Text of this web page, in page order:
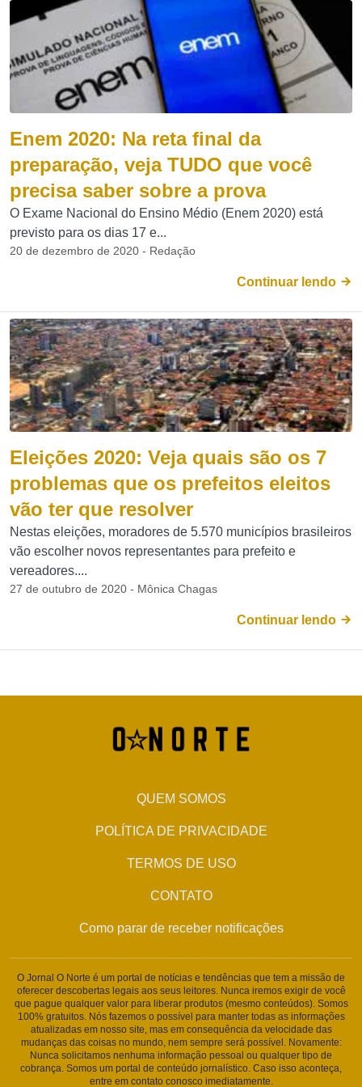
Enem 2020: Na reta final da
preparação, veja TUDO que você
precisa saber sobre a prova
O Exame Nacional do Ensino Médio (Enem 2020) está
previsto para os dias 17 e...
20 de dezembro de 2020 - Redação
Continuar lendo
Eleições 2020: Veja quais são os 7
problemas que os prefeitos eleitos
vão ter que resolver
Nestas eleições, moradores de 5.570 municípios brasileiros
vão escolher novos representantes para prefeito e
vereadores....
27 de outubro de 2020 - Mônica Chagas
Continuar lendo
QUEM SOMOS
POLÍTICA DE PRIVACIDADE
TERMOS DE USO
CONTATO
Como parar de receber notificações
O Jornal O Norte é um portal de notícias e tendências que tem a missão de
oferecer descobertas legais aos seus leitores. Nunca iremos exigir de você
que pague qualquer valor para liberar produtos (mesmo conteúdos). Somos
100% gratuitos. Nós fazemos o possível para manter todas as informações
atualizadas em nosso site, mas em consequência da velocidade das
mudanças das coisas no mundo, nem sempre será possível. Novamente:
Nunca solicitamos nenhuma informação pessoal ou qualquer tipo de
cobrança. Somos um portal de conteúdo jornalístico. Caso isso aconteça,
entre em contato conosco imediatamente.